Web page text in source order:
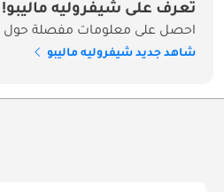
تعرف على شيفروليه ماليبو!
احصل على معلومات مفصلة حول
شاهد جديد شيفروليه ماليبو